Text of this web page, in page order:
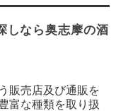
しなら奥志摩の酒
販売店及び通販を
富な種類を取り扱